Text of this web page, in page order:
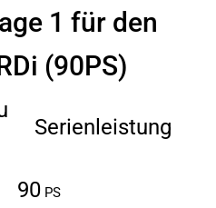
1 für den
(90PS)
Serienleistung
90 PS